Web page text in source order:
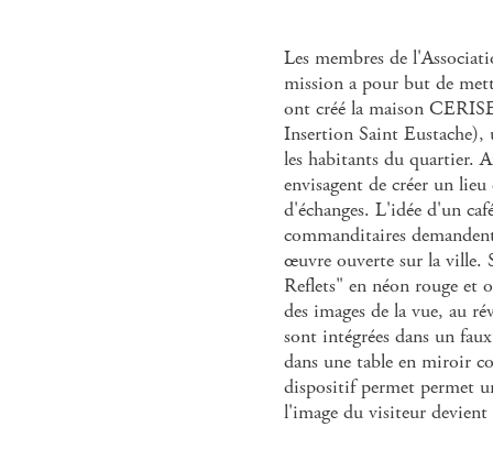
Les membres de
mission a pour but de
ont créé la maison
Insertion Saint
les habitants du quartier.
envisagent de créer un
d'échanges. L'idée d'un
commanditaires
œuvre ouverte sur la ville.
Reflets" en néon rouge et
des images de la vue, au
sont intégrées dans un
dans une table en miroir
dispositif permet permet
l'image du visiteur